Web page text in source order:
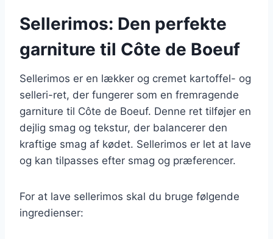
Sellerimos: Den perfekte
garniture til Côte de Boeuf
Sellerimos er en lækker og cremet kartoffel- og
selleri-ret, der fungerer som en fremragende
garniture til Côte de Boeuf. Denne ret tilføjer en
dejlig smag og tekstur, der balancerer den
kraftige smag af kødet. Sellerimos er let at lave
og kan tilpasses efter smag og præferencer.
For at lave sellerimos skal du bruge følgende
ingredienser: